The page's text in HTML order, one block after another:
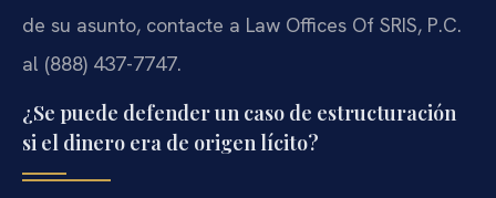
de su asunto, contacte a Law Offices Of SRIS, P.C.
al (888) 437-7747.
¿Se puede defender un caso de estructuración
si el dinero era de origen lícito?